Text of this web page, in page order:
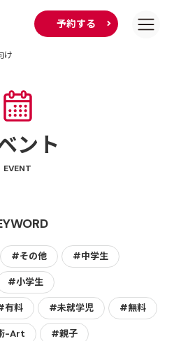
予約する
け
ント
EVENT
#その他 #中学生
#小学生
有料 #未就学児 #無料
-Art #親子